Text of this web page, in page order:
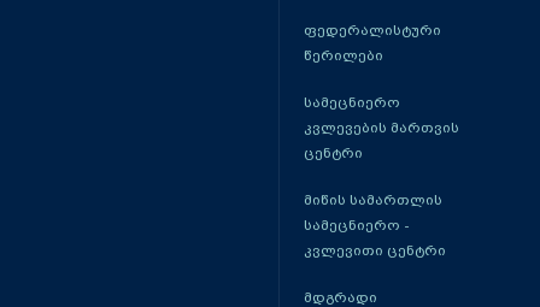
ფედერალისტური
წერილები
სამეცნიერო
კვლევების მართვის
ცენტრი
მიწის სამართლის
სამეცნიერო -
კვლევითი ცენტრი
მდგრადი